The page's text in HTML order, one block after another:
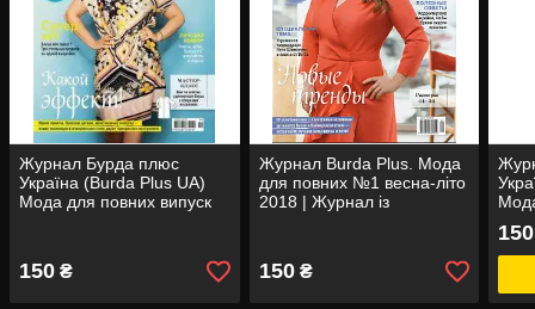
Журнал Бурда плюс
Україна (Burda Plus UA)
Мода для повних випуск
150 ₴
Журнал Burda Plus. Мода
для повних №1 весна-літо
2018 | Журнал із
150₴
150